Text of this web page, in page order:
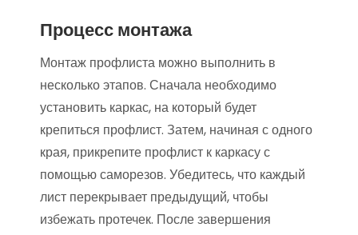
Процесс монтажа
Монтаж профлиста можно выполнить в
несколько этапов. Сначала необходимо
установить каркас, на который будет
крепиться профлист. Затем, начиная с одного
края, прикрепите профлист к каркасу с
помощью саморезов. Убедитесь, что каждый
лист перекрывает предыдущий, чтобы
избежать протечек. После завершения